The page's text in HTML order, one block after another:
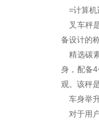
=计算机
叉车秤
备设计的
精选碳
身，配备
观。该秤
车身举
对于用